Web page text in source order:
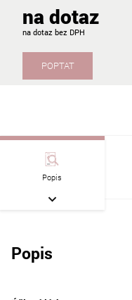
na dotaz
na dotaz
POPTAT
Popis
Popis